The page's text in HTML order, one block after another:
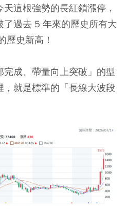
這根強勢的長紅鎖漲停，
過去 5 年來的歷史所有大
歷史新高！
成、帶量向上突破」的型
就是標準的「長線大波段